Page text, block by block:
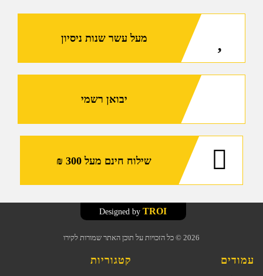
מעל עשר שנות ניסיון
יבואן רשמי
שילוח חינם מעל 300 ₪
2026 © כל הזכויות על תוכן האתר שמורות לקירו
TROI
עמודים קטגוריות